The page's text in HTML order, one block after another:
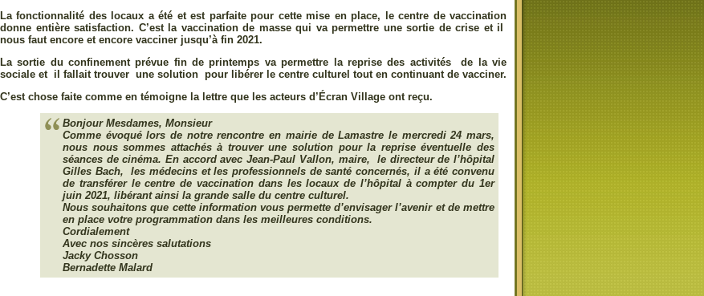
La fonctionnalité des locaux a été et est parfaite pour cette mise en place, le centre de vaccination
donne entière satisfaction. C’est la vaccination de masse qui va permettre une sortie de crise et il
nous faut encore et encore vacciner jusqu’à fin 2021.
La sortie du confinement prévue fin de printemps va permettre la reprise des activités de la vie
sociale et il fallait trouver une solution pour libérer le centre culturel tout en continuant de vacciner.
C’est chose faite comme en témoigne la lettre que les acteurs d’Écran Village ont reçu.
Bonjour Mesdames, Monsieur
Comme évoqué lors de notre rencontre en mairie de Lamastre le mercredi 24 mars,
nous nous sommes attachés à trouver une solution pour la reprise éventuelle des
séances de cinéma. En accord avec Jean-Paul Vallon, maire, le directeur de l’hôpital
Gilles Bach, les médecins et les professionnels de santé concernés, il a été convenu
de transférer le centre de vaccination dans les locaux de l’hôpital à compter du 1er
juin 2021, libérant ainsi la grande salle du centre culturel.
Nous souhaitons que cette information vous permette d’envisager l’avenir et de mettre
en place votre programmation dans les meilleures conditions.
Cordialement
Avec nos sincères salutations
Jacky Chosson
Bernadette Malard